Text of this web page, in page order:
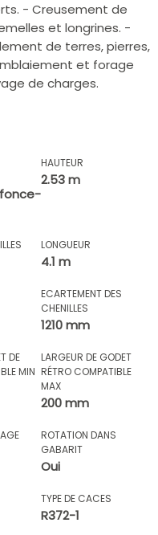
- Creusement de
et longrines. -
de terres, pierres,
et forage
de charges.
HAUTEUR
2.53 m
LONGUEUR
4.1 m
ECARTEMENT DES
CHENILLES
1210 mm
DE
MIN
LARGEUR DE GODET
RÉTRO COMPATIBLE
MAX
200 mm
ROTATION DANS
GABARIT
Oui
TYPE DE CACES
R372-1